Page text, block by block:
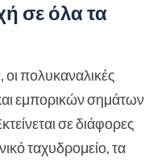
σε όλα τα
πολυκαναλικές
εμπορικών σημάτων
σε διάφορες
ταχυδρομείο, τα